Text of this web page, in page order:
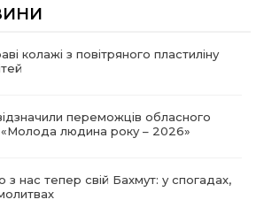
колажі з повітряного пластиліну
переможців обласного
«Молода людина року – 2026»
з нас тепер свій Бахмут: у спогадах,